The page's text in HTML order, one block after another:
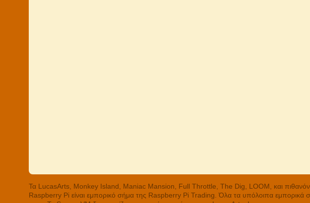
Τα LucasArts, Monkey Island, Maniac Mansion, Full Throttle, The Dig, LOOM, και πιθανόν
Raspberry Pi είναι εμπορικό σήμα της Raspberry Pi Trading. Όλα τα υπόλοιπα εμπορικά